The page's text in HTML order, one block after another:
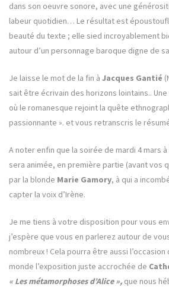
dans son oeuvre sonore, avec une
labeur quotidien… Le résultat est
beauté du texte ; elle sied incroyablement
autour d’un personnage baroque digne de
Je laisse le mot de la fin à Jacques Gantié
sait être écrivain des horizons lointains..
où le romanesque rejoint la quête
passionnante ». et vous retranscris le
A noter enfin que la soirée de mardi 4 mars à
sera animée, en première partie (avant vos
par la blonde Marie Gamory, à qui a
capter la voix d’Irène.
Je me tiens à votre disposition pour vous
j’espère que vous en parlerez autour de
nombreux ! Cela pourra être aussi l’occasion
monde l’exposition juste accrochée de
« Les métamorphoses d’Alice », que nous